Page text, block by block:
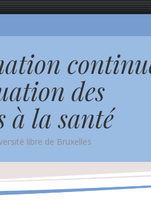
des
à la santé
libre de Bruxelles